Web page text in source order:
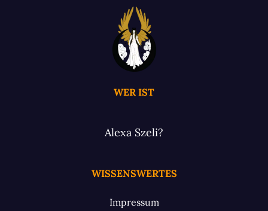
WER IST
Alexa Szeli?
WISSENSWERTES
Impressum